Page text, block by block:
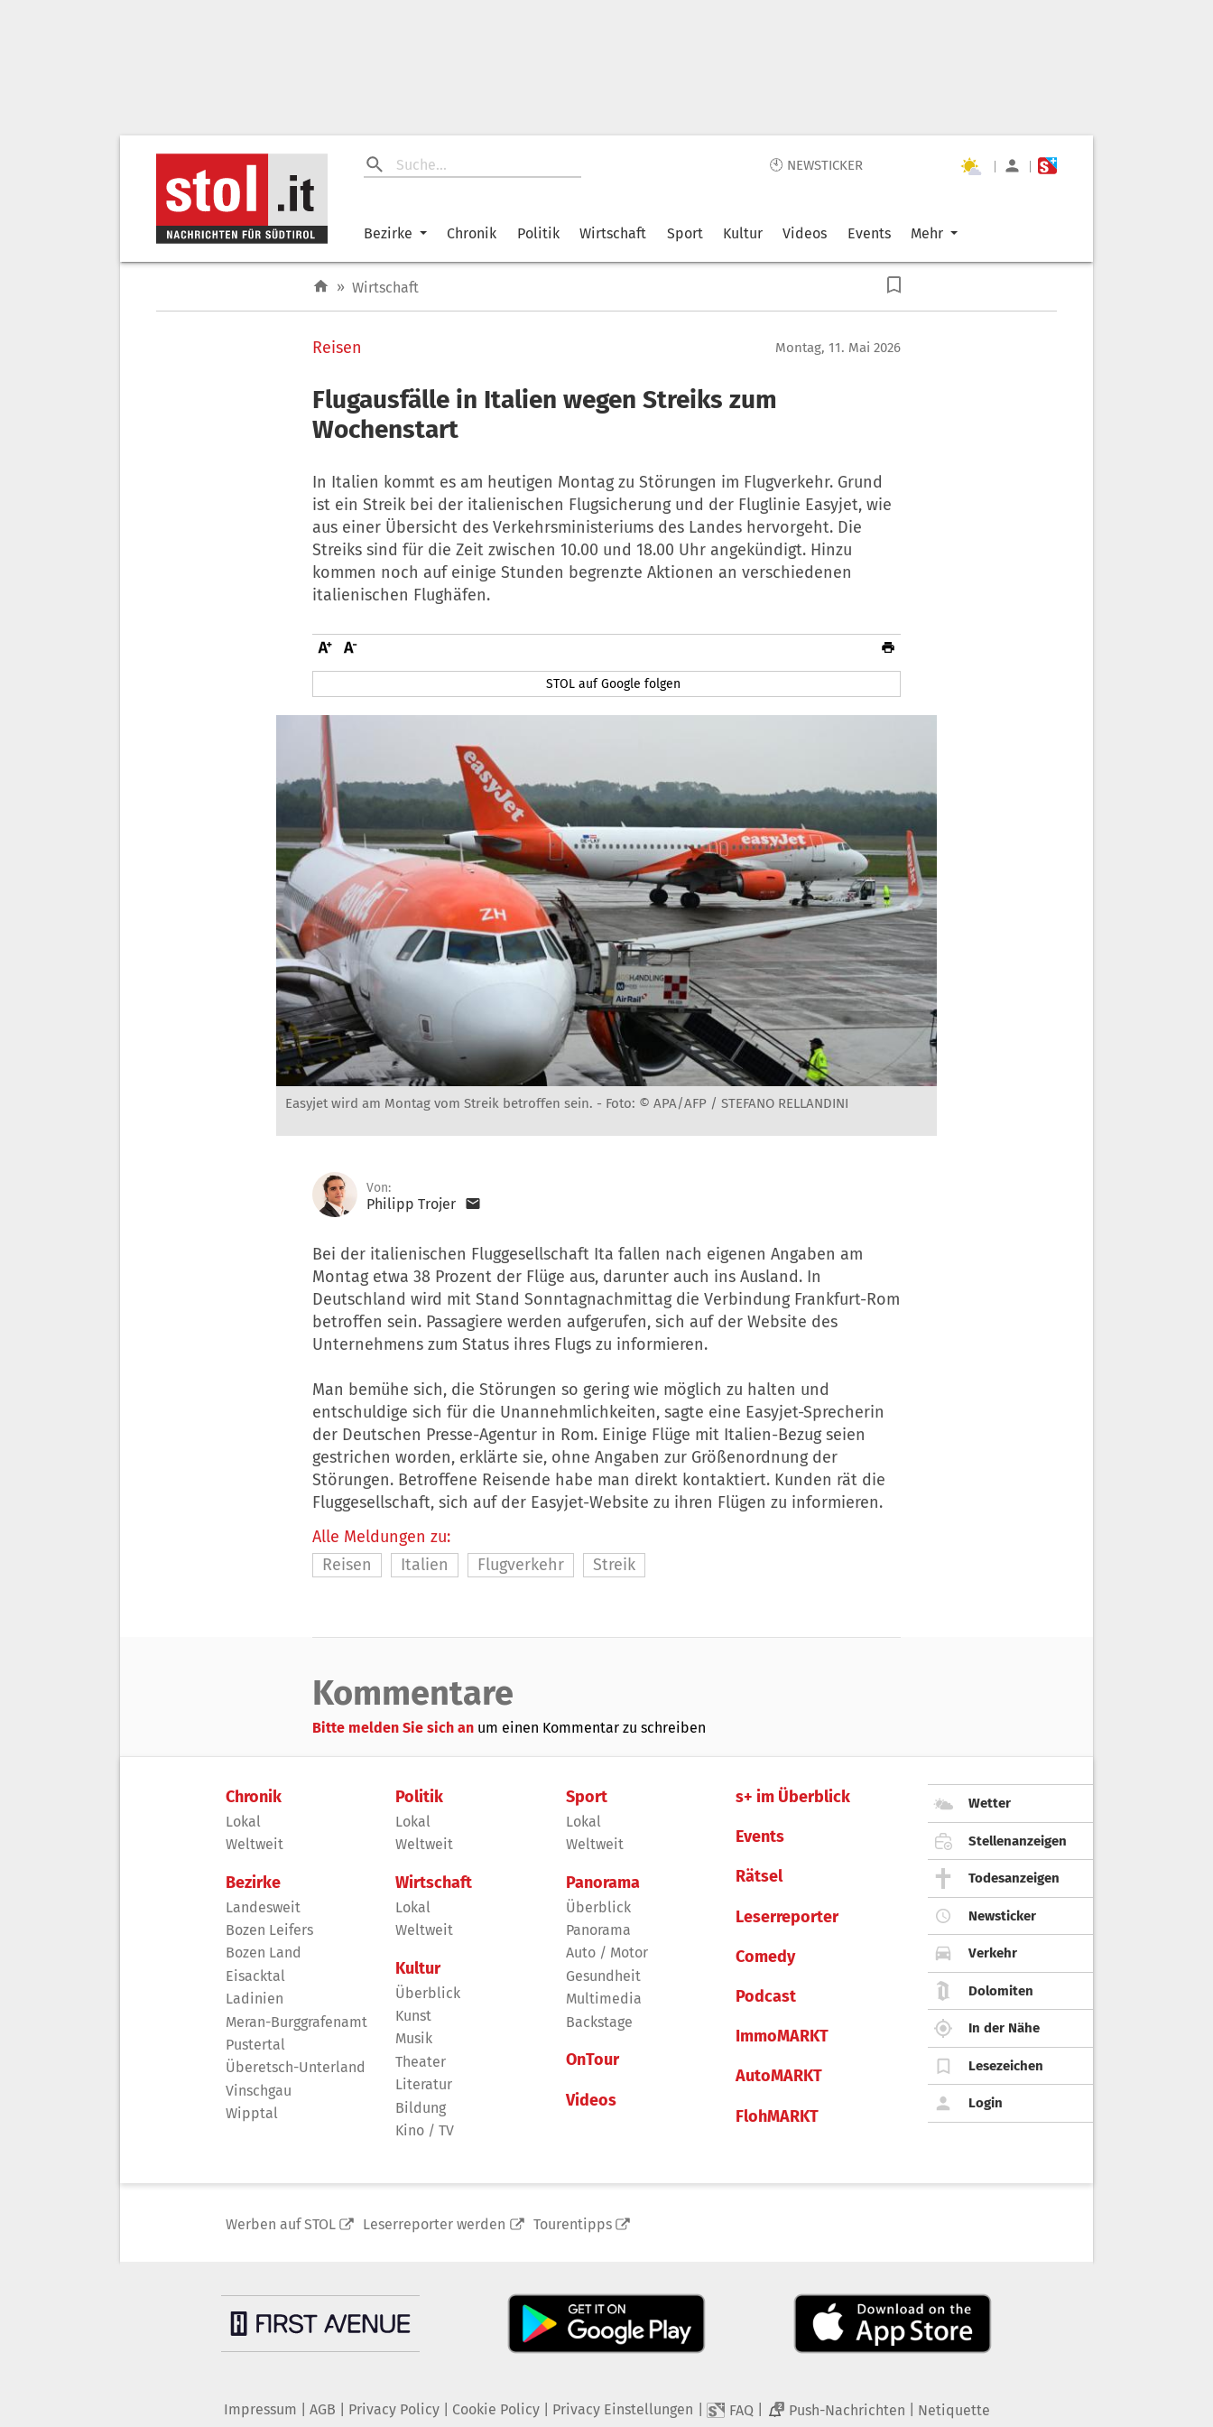
🕙 NEWSTICKER | |
Bezirke Chronik Politik Wirtschaft Sport Kultur Videos Events Mehr
» Wirtschaft
Reisen Montag, 11. Mai 2026
Flugausfälle in Italien wegen Streiks zum
Wochenstart
In Italien kommt es am heutigen Montag zu Störungen im Flugverkehr. Grund
ist ein Streik bei der italienischen Flugsicherung und der Fluglinie Easyjet, wie
aus einer Übersicht des Verkehrsministeriums des Landes hervorgeht. Die
Streiks sind für die Zeit zwischen 10.00 und 18.00 Uhr angekündigt. Hinzu
kommen noch auf einige Stunden begrenzte Aktionen an verschiedenen
italienischen Flughäfen.
STOL auf Google folgen
Easyjet wird am Montag vom Streik betroffen sein. - Foto: © APA/AFP / STEFANO RELLANDINI
Von:
Philipp Trojer
Bei der italienischen Fluggesellschaft Ita fallen nach eigenen Angaben am
Montag etwa 38 Prozent der Flüge aus, darunter auch ins Ausland. In
Deutschland wird mit Stand Sonntagnachmittag die Verbindung Frankfurt-Rom
betroffen sein. Passagiere werden aufgerufen, sich auf der Website des
Unternehmens zum Status ihres Flugs zu informieren.
Man bemühe sich, die Störungen so gering wie möglich zu halten und
entschuldige sich für die Unannehmlichkeiten, sagte eine Easyjet-Sprecherin
der Deutschen Presse-Agentur in Rom. Einige Flüge mit Italien-Bezug seien
gestrichen worden, erklärte sie, ohne Angaben zur Größenordnung der
Störungen. Betroffene Reisende habe man direkt kontaktiert. Kunden rät die
Fluggesellschaft, sich auf der Easyjet-Website zu ihren Flügen zu informieren.
Alle Meldungen zu:
Reisen
Italien Flugverkehr Streik
Kommentare
Bitte melden Sie sich an um einen Kommentar zu schreiben
Chronik
Lokal
Weltweit
Bezirke
Landesweit
Bozen Leifers
Bozen Land
Eisacktal
Ladinien
Meran-Burggrafenamt
Pustertal
Überetsch-Unterland
Vinschgau
Wipptal
Politik
Lokal
Weltweit
Wirtschaft
Lokal
Weltweit
Kultur
Überblick
Kunst
Musik
Theater
Literatur
Bildung
Kino / TV
Sport
Lokal
Weltweit
Panorama
Überblick
Panorama
Auto / Motor
Gesundheit
Multimedia
Backstage
OnTour
Videos
s+ im Überblick
Events
Rätsel
Leserreporter
Comedy
Podcast
ImmoMARKT
AutoMARKT
FlohMARKT
Wetter
Stellenanzeigen
Todesanzeigen
Newsticker
Verkehr
Dolomiten
In der Nähe
Lesezeichen
Login
Werben auf STOL Leserreporter werden Tourentipps
Impressum AGB Privacy Policy| Cookie Policy| Privacy Einstellungen FAQ 2 Push-Nachrichten Netiquette